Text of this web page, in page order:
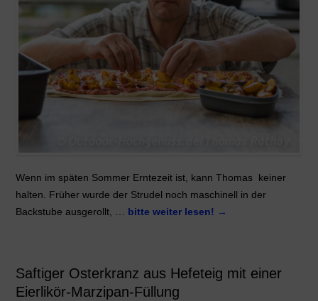
Wenn im späten Sommer Erntezeit ist, kann Thomas keiner
halten. Früher wurde der Strudel noch maschinell in der
Backstube ausgerollt, … bitte weiter lesen! →
Saftiger Osterkranz aus Hefeteig mit einer
Eierlikör-Marzipan-Füllung